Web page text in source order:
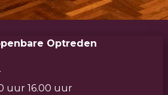
Optreden
uur 16.00 uur